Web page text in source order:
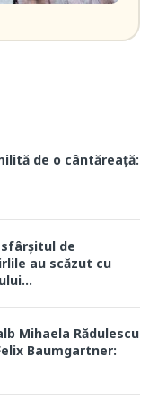
de o cântăreață:
de
au scăzut cu
Mihaela Rădulescu
Baumgartner: